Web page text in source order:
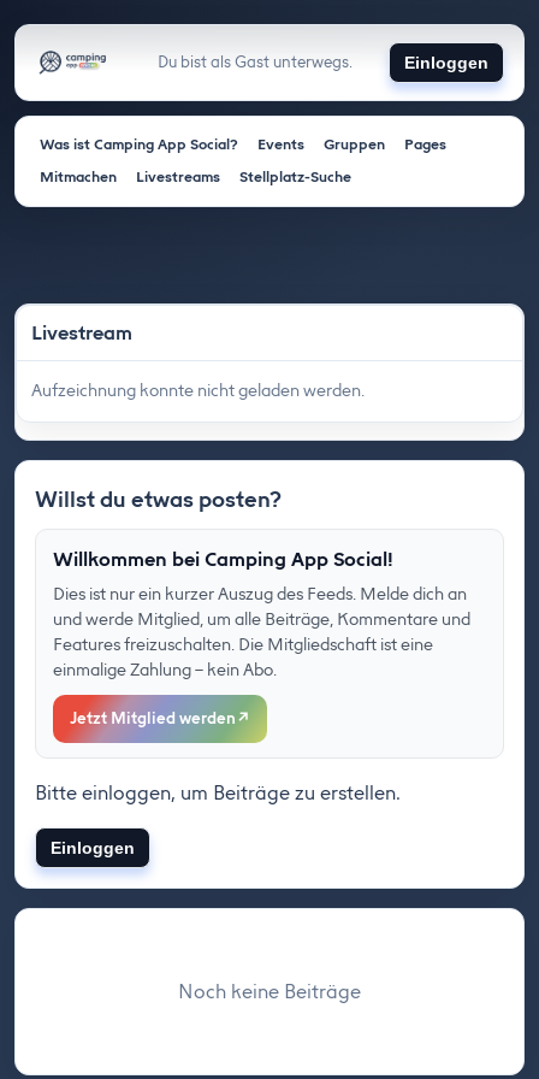
Du bist als Gast unterwegs. Einloggen
Was ist Camping App Social? Events Gruppen
Pages
Mitmachen
Livestreams Stellplatz-Suche
Livestream
Aufzeichnung konnte nicht geladen werden.
Willst du etwas posten?
Willkommen bei Camping App Social!
Dies ist nur ein kurzer Auszug des Feeds. Melde dich an
und werde Mitglied, um alle Beiträge, Kommentare und
Features freizuschalten. Die Mitgliedschaft ist eine
einmalige Zahlung – kein Abo.
Jetzt Mitglied werden ↗
Bitte einloggen, um Beiträge zu erstellen.
Einloggen
Noch keine Beiträge